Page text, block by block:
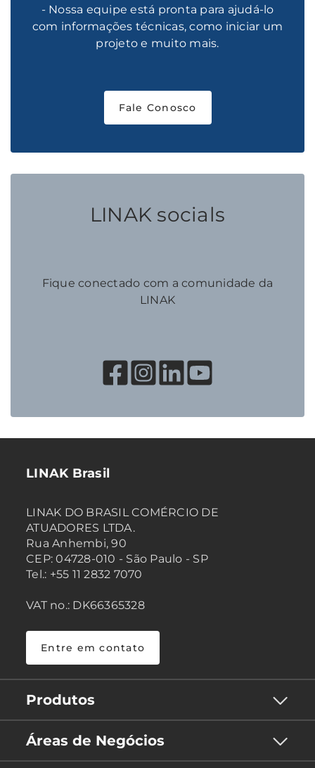
- Nossa equipe está pronta para ajudá-lo
com informações técnicas, como iniciar um
projeto e muito mais.
Fale Conosco
LINAK socials
Fique conectado com a comunidade da
LINAK
LINAK Brasil
LINAK DO BRASIL COMÉRCIO DE
ATUADORES LTDA.
Rua Anhembi, 90
CEP: 04728-010 - São Paulo - SP
Tel.: +55 11 2832 7070
VAT no.: DK66365328
Entre em contato
Produtos
Áreas de Negócios